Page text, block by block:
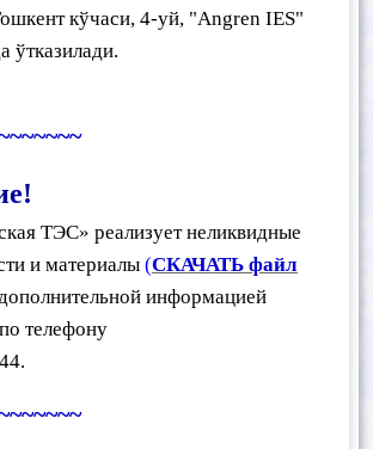
кўчаси, 4-уй, "Angren IES"
ўтказилади.
ТЭС» реализует неликвидные
и материалы (СКАЧАТЬ файл
информацией
телефону